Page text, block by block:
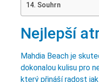
Souhrn
Nejlepší
Mahdia Beach je
dokonalou kulisu pro
který přináší radost